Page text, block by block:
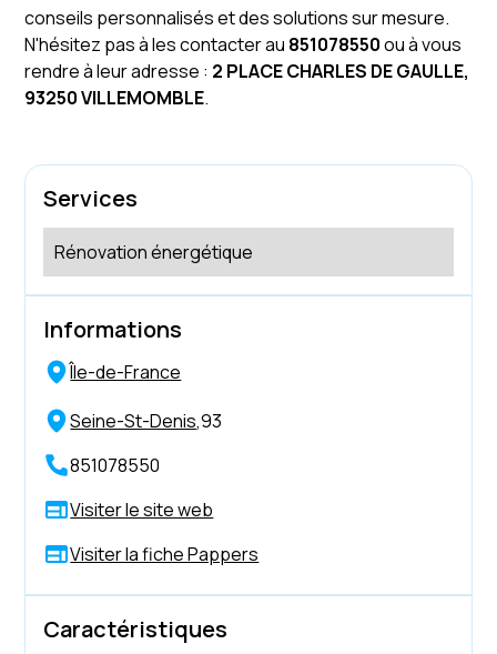
conseils personnalisés et des solutions sur mesure.
N'hésitez pas à les contacter au 851078550ou à vous
rendre à leur adresse : 2 PLACE CHARLES DE GAULLE,
93250 VILLEMOMBLE.
Services
Rénovation énergétique
Informations
Île-de-France
Seine-St-Denis,93
851078550
Visiter le site web
Visiter la fiche Pappers
Caractéristiques